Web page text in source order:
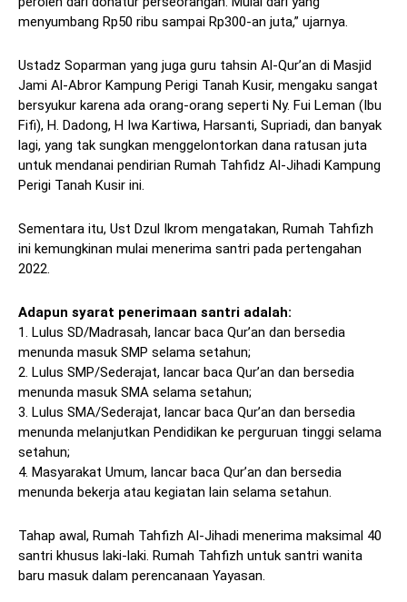
menyumbang Rp50 ribu sampai Rp300-an juta,” ujarnya.
Ustadz Soparman yang juga guru tahsin Al-Qur’an di Masjid
Jami Al-Abror Kampung Perigi Tanah Kusir, mengaku sangat
bersyukur karena ada orang-orang seperti Ny. Fui Leman (Ibu
Fifi), H. Dadong, H Iwa Kartiwa, Harsanti, Supriadi, dan banyak
lagi, yang tak sungkan menggelontorkan dana ratusan juta
untuk mendanai pendirian Rumah Tahfidz Al-Jihadi Kampung
Perigi Tanah Kusir ini.
Sementara itu, Ust Dzul Ikrom mengatakan, Rumah Tahfizh
ini kemungkinan mulai menerima santri pada pertengahan
2022.
Adapun syarat penerimaan santri adalah:
1. Lulus SD/Madrasah, lancar baca Qur’an dan bersedia
menunda masuk SMP selama setahun;
2. Lulus SMP/Sederajat, lancar baca Qur’an dan bersedia
menunda masuk SMA selama setahun;
3. Lulus SMA/Sederajat, lancar baca Qur’an dan bersedia
menunda melanjutkan Pendidikan ke perguruan tinggi selama
setahun;
4. Masyarakat Umum, lancar baca Qur’an dan bersedia
menunda bekerja atau kegiatan lain selama setahun.
Tahap awal, Rumah Tahfizh Al-Jihadi menerima maksimal 40
santri khusus laki-laki. Rumah Tahfizh untuk santri wanita
baru masuk dalam perencanaan Yayasan.